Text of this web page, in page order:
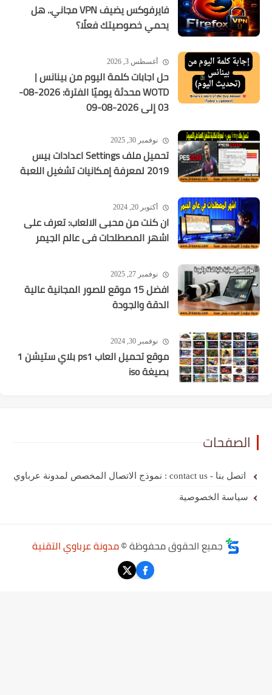
فايرفوكس يضيف VPN مجاني.. هل
يحمي خصوصيتك فعلًا؟
أغسطس 3, 2026
حل اجابات كلمة اليوم من بينانس |
WOTD محدثة يوميًا الفترة: 2026-08-
03 إلى 2026-08-09
نوفمبر 30, 2025
تحميل ملف Settings اعدادات بيس
2019 لمعرفة إمكانيات تشغيل اللعبة
أكتوبر 20, 2024
ان كنت من محبى الالعاب: تعرف على
اشهر المصطلحات فى عالم الجيمر
نوفمبر 27, 2025
افضل 15 موقع للصور المجانية عالية
الدقة والجودة
نوفمبر 30, 2024
موقع تحميل العاب ps1 بلاي ستيشن 1
بصيغة iso
الصفحات
اتصل بنا - contact us : نموذج الاتصال المخصص لمدونة عرباوي
سياسة الخصوصية
جميع الحقوق محفوظة ©مدونة عرباوي التقنية